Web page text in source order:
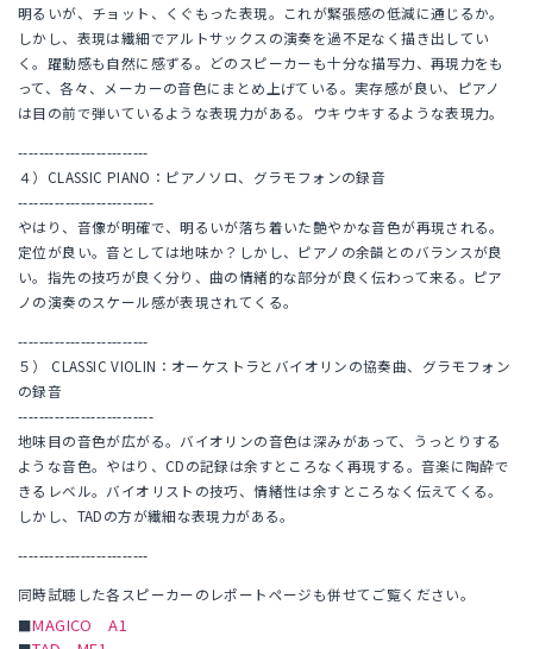
明るいが、チョット、くぐもった表現。これが緊張感の低減に通じるか。
しかし、表現は繊細でアルトサックスの演奏を過不足なく描き出してい
く。躍動感も自然に感ずる。どのスピーカーも十分な描写力、再現力をも
って、各々、メーカーの音色にまとめ上げている。実存感が良い、ピアノ
は目の前で弾いているような表現力がある。ウキウキするような表現力。
-------------------------
４）CLASSIC PIANO：ピアノソロ、グラモフォンの録音
--------------------------
やはり、音像が明確で、明るいが落ち着いた艶やかな音色が再現される。
定位が良い。音としては地味か？しかし、ピアノの余韻とのバランスが良
い。指先の技巧が良く分り、曲の情緒的な部分が良く伝わって来る。ピア
ノの演奏のスケール感が表現されてくる。
-------------------------
５） CLASSIC VIOLIN：オーケストラとバイオリンの協奏曲、グラモフォン
の録音
--------------------------
地味目の音色が広がる。バイオリンの音色は深みがあって、うっとりする
ような音色。やはり、CDの記録は余すところなく再現する。音楽に陶酔で
きるレベル。バイオリストの技巧、情緒性は余すところなく伝えてくる。
しかし、TADの方が繊細な表現力がある。
-------------------------
同時試聴した各スピーカーのレポートページも併せてご覧ください。
■MAGICO A1